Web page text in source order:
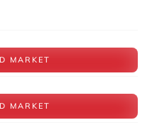
MARKET
MARKET